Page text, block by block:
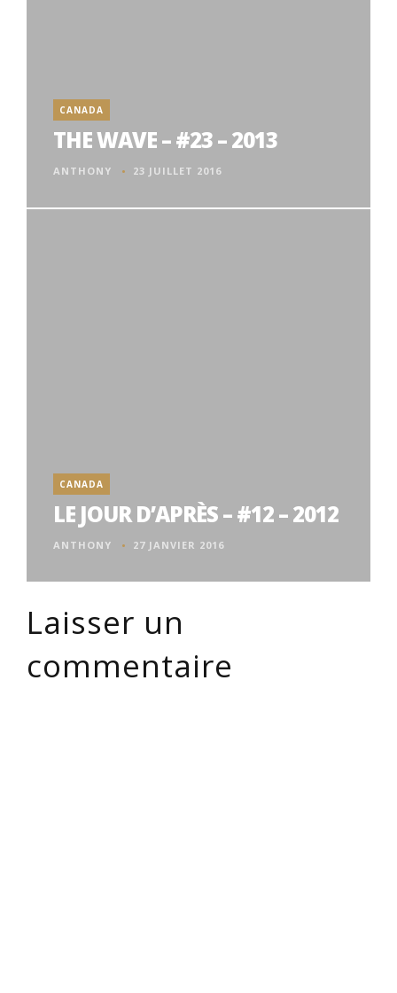
CANADA
THE WAVE – #23 – 2013
ANTHONY 23 JUILLET 2016
CANADA
LE JOUR D’APRÈS – #12 – 2012
ANTHONY 27 JANVIER 2016
Laisser un
commentaire